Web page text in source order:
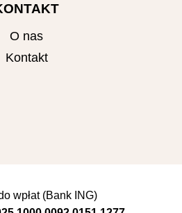
O nas
Kontakt
wpłat (Bank ING)